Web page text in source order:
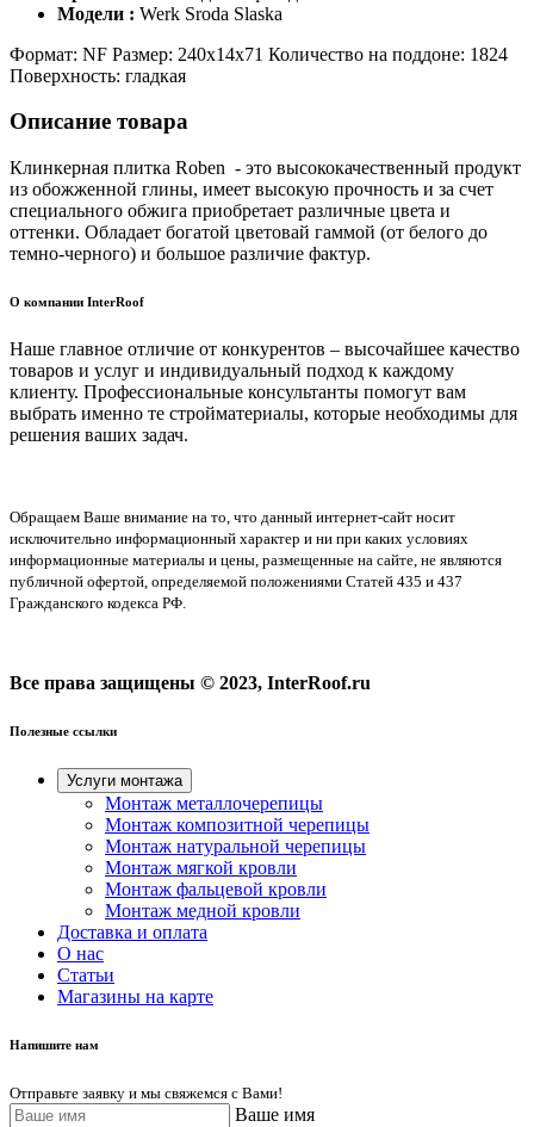
Модели : Werk Sroda Slaska
Формат: NF Размер: 240x14x71 Количество на поддоне: 1824
Поверхность: гладкая
Описание товара
Клинкерная плитка Roben - это высококачественный продукт
из обожженной глины, имеет высокую прочность и за счет
специального обжига приобретает различные цвета и
оттенки. Обладает богатой цветовай гаммой (от белого до
темно-черного) и большое различие фактур.
О компании InterRoof
Наше главное отличие от конкурентов – высочайшее качество
товаров и услуг и индивидуальный подход к каждому
клиенту. Профессиональные консультанты помогут вам
выбрать именно те стройматериалы, которые необходимы для
решения ваших задач.
Обращаем Ваше внимание на то, что данный интернет-сайт носит
исключительно информационный характер и ни при каких условиях
информационные материалы и цены, размещенные на сайте, не являются
публичной офертой, определяемой положениями Статей 435 и 437
Гражданского кодекса РФ.
Все права защищены © 2023, InterRoof.ru
Полезные ссылки
Услуги монтажа
Монтаж металлочерепицы
Монтаж композитной черепицы
Монтаж натуральной черепицы
Монтаж мягкой кровли
Монтаж фальцевой кровли
Монтаж медной кровли
Доставка и оплата
О нас
Cтатьи
Магазины на карте
Напишите нам
Отправьте заявку и мы свяжемся с Вами!
Ваше имя